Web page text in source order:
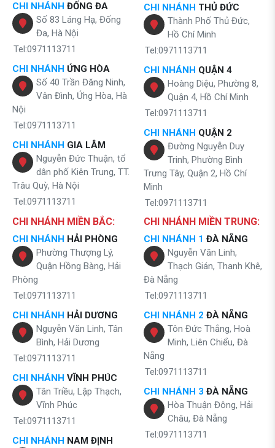
CHI NHÁNH ĐỐNG ĐA
Số 83 Láng Hạ, Đống
Đa, Hà Nội
Tel:0971113711
CHI NHÁNH ỨNG HÒA
Số 40 Trần Đăng Ninh,
Vân Đình, Ứng Hòa, Hà
Nội
Tel:0971113711
CHI NHÁNH GIA LÂM
Nguyễn Đức Thuận, tổ
dân phố Kiên Trung, TT.
Trâu Quỳ, Hà Nội
Tel:0971113711
CHI NHÁNH THỦ ĐỨC
Thành Phố Thủ Đức,
Hồ Chí Minh
Tel:0971113711
CHI NHÁNH QUẬN 4
Hoàng Diệu, Phường 8,
Quận 4, Hồ Chí Minh
Tel:0971113711
CHI NHÁNH QUẬN 2
Đường Nguyễn Duy
Trinh, Phường Bình
Trưng Tây, Quận 2, Hồ Chí
Minh
Tel:0971113711
CHI NHÁNH MIỀN BẮC:
CHI NHÁNH HẢI PHÒNG
Phường Thượng Lý,
Quận Hồng Bàng, Hải
Phòng
Tel:0971113711
CHI NHÁNH HẢI DƯƠNG
Nguyễn Văn Linh, Tân
Bình, Hải Dương
Tel:0971113711
CHI NHÁNH VĨNH PHÚC
Tân Triều, Lập Thạch,
Vĩnh Phúc
Tel:0971113711
CHI NHÁNH NAM ĐỊNH
CHI NHÁNH MIỀN TRUNG:
CHI NHÁNH 1 ĐÀ NẴNG
Nguyễn Văn Linh,
Thạch Gián, Thanh Khê,
Đà Nẵng
Tel:0971113711
CHI NHÁNH 2 ĐÀ NẴNG
Tôn Đức Thắng, Hoà
Minh, Liên Chiểu, Đà
Nẵng
Tel:0971113711
CHI NHÁNH 3 ĐÀ NẴNG
Hòa Thuận Đông, Hải
Châu, Đà Nẵng
Tel:0971113711